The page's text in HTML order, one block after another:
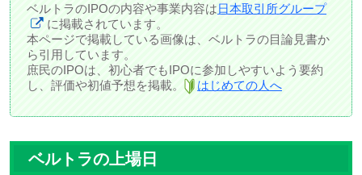
ベルトラのIPOの内容や事業内容は日本取引所グループ
に掲載されています。
本ページで掲載している画像は、ベルトラの目論見書か
ら引用しています。
庶民のIPOは、初心者でもIPOに参加しやすいよう要約
し、評価や初値予想を掲載。
はじめての人へ
ベルトラの上場日